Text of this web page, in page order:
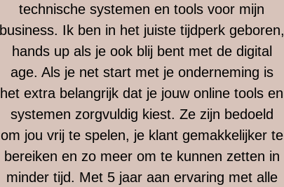
technische systemen en tools voor mijn
business. Ik ben in het juiste tijdperk geboren,
hands up als je ook blij bent met de digital
age. Als je net start met je onderneming is
het extra belangrijk dat je jouw online tools en
systemen zorgvuldig kiest. Ze zijn bedoeld
om jou vrij te spelen, je klant gemakkelijker te
bereiken en zo meer om te kunnen zetten in
minder tijd. Met 5 jaar aan ervaring met alle